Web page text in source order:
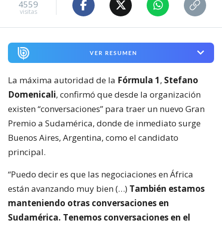
4559
visitas
VER RESUMEN
La máxima autoridad de la Fórmula 1, Stefano
Domenicali, confirmó que desde la organización
existen “conversaciones” para traer un nuevo Gran
Premio a Sudamérica, donde de inmediato surge
Buenos Aires, Argentina, como el candidato
principal.
“Puedo decir es que las negociaciones en África
están avanzando muy bien (…) También estamos
manteniendo otras conversaciones en
Sudamérica. Tenemos conversaciones en el